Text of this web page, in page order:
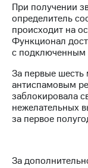
ПАО
Личный
кабинет
При получении
определитель
происходит на
Функционал
с подключенным
За первые шесть
антиспамовым
заблокировала
нежелательных
за первое
За